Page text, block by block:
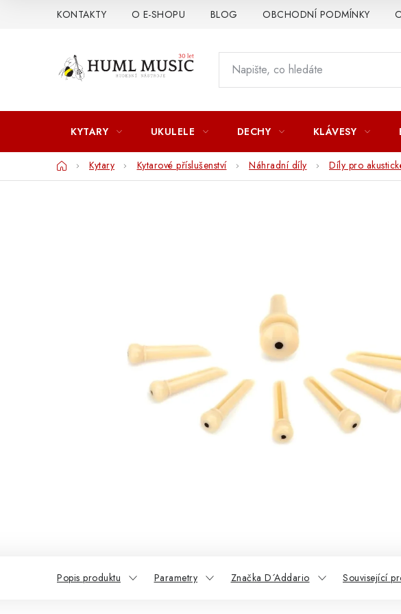
KONTAKTY O E-SHOPU BLOG OBCHODNÍ PODMÍNKY
KYTARY UKULELE DECHY KLÁVESY
DomůKytary Kytarové příslušenství Náhradní díly Díly pro
Popis produktu Parametry Značka D´Addario Související